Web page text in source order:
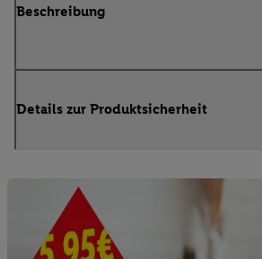
Beschreibung
Details zur Produktsicherheit